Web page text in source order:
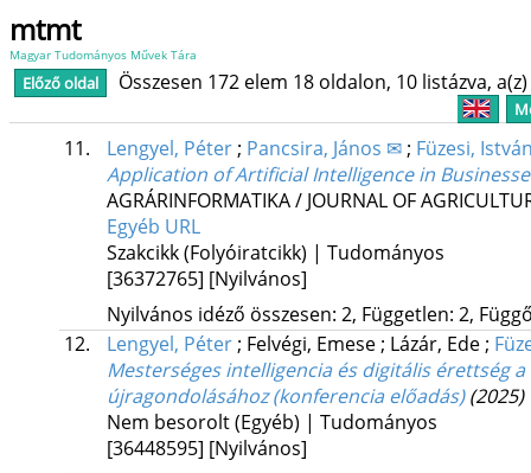
mtmt
Magyar Tudományos Művek Tára
Előző oldal Összesen 172 elem 18 oldalon, 10 listázva,
11. Lengyel, Péter; Pancsira, János ✉; Füzesi,
Application of Artificial Intelligence in
AGRÁRINFORMATIKA / JOURNAL OF
Egyéb URL
Szakcikk (Folyóiratcikk) | Tudományos
[36372765] [Nyilvános]
Nyilvános idéző összesen: 2, Független: 2,
12.
Lengyel, Péter; Felvégi, Emese; Lázár, Ede;
Mesterséges intelligencia és digitális érettség
újragondolásához (konferencia előadás) (2025)
Nem besorolt (Egyéb) | Tudományos
[36448595] [Nyilvános]